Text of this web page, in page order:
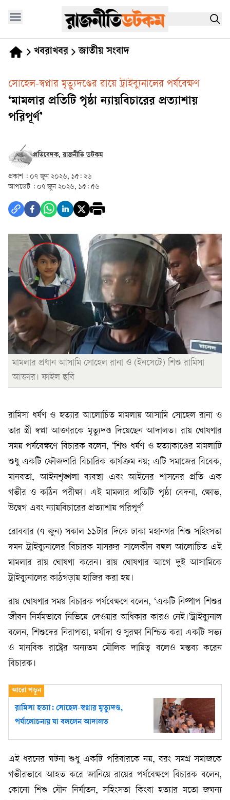
খবরাখবর জাতীয় সংবাদ
সোহেল-স্বপ্নার মৃত্যুদণ্ডের রায়ে ট্রাইব্যুনালের পর্যবেক্ষণ
‘মামলার প্রতিটি পৃষ্ঠা ন্যায়বিচারের প্রত্যাশায়
পরিপূর্ণ’
প্রতিবেদক, রাজনীতি ডটকম
প্রকাশ : ০৭ জুন ২০২৬, ১৫: ২৬
আপডেট : ০৭ জুন ২০২৬, ১৫: ৫৬
মামলার প্রধান আসামি সোহেল রানা ও (ইনসেটে) শিশু রামিসা
আক্তার। ফাইল ছবি
রামিসা ধর্ষণ ও হত্যার আলোচিত মামলায় আসামি সোহেল রানা ও
তার স্ত্রী স্বপ্না আক্তারকে মৃত্যুদণ্ড দিয়েছেন আদালত। রায় ঘোষণার
সময় পর্যবেক্ষণে বিচারক বলেন, ‘শিশু ধর্ষণ ও হত্যাকাণ্ডের মামলাটি
শুধু একটি ফৌজদারি বিচারিক কার্যক্রম নয়; এটি সমাজের বিবেক,
মানবতা, আইনশৃঙ্খলা ব্যবস্থা এবং আইনের শাসনের প্রতি এক
গভীর ও কঠিন পরীক্ষা। এই মামলার প্রতিটি পৃষ্ঠা বেদনা, ক্ষোভ,
উদ্বেগ এবং ন্যায়বিচারের প্রত্যাশায় পরিপূর্ণ’
রোববার (৭ জুন) সকাল ১১টার দিকে ঢাকা মহানগর শিশু সহিংসতা
দমন ট্রাইব্যুনালের বিচারক মাসরুর সালেকীন বহুল আলোচিত এই
মামলার রায় ঘোষণা করেন। রায় ঘোষণার আগে দুই আসামিকে
ট্রাইব্যুনালের কাঠগড়ায় হাজির করা হয়।
রায় ঘোষণার সময় বিচারক পর্যবেক্ষণে বলেন, ‘একটি নিষ্পাপ শিশুর
জীবন নির্মমভাবে নিভিয়ে দেওয়ার অধিকার কারও নেই।’ট্রাইব্যুনাল
বলেন, শিশুদের নিরাপত্তা, মর্যাদা ও সুরক্ষা নিশ্চিত করা একটি সভ্য
ও মানবিক রাষ্ট্রের অন্যতম মৌলিক দায়িত্ব বলেও মন্তব্য করেন
বিচারক।
রামিসা হত্যা: সোহেল-স্বপ্নার মৃত্যুদণ্ড,
পর্যালোচনায় যা বললেন আদালত
এই ধরনের ঘটনা শুধু একটি পরিবারকে নয়, বরং সমগ্র সমাজকে
গভীরভাবে আহত করে জানিয়ে রায়ের পর্যবেক্ষণে বিচারক বলেন,
কোনো শিশু যৌন নির্যাতন, সহিংসতা কিংবা হত্যার মতো জঘন্য